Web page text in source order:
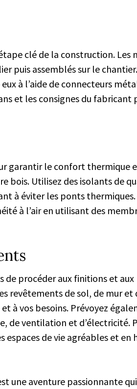
clé de la construction. Les
puis assemblés sur le
à l’aide de connecteurs
et les consignes du fabricant
garantir le confort thermique
bois. Utilisez des isolants de
à éviter les ponts
à l’air en utilisant des
de procéder aux finitions et aux
revêtements de sol, de mur et
à vos besoins. Prévoyez
de ventilation et d’électricité.
espaces de vie agréables et en
une aventure passionnante qui